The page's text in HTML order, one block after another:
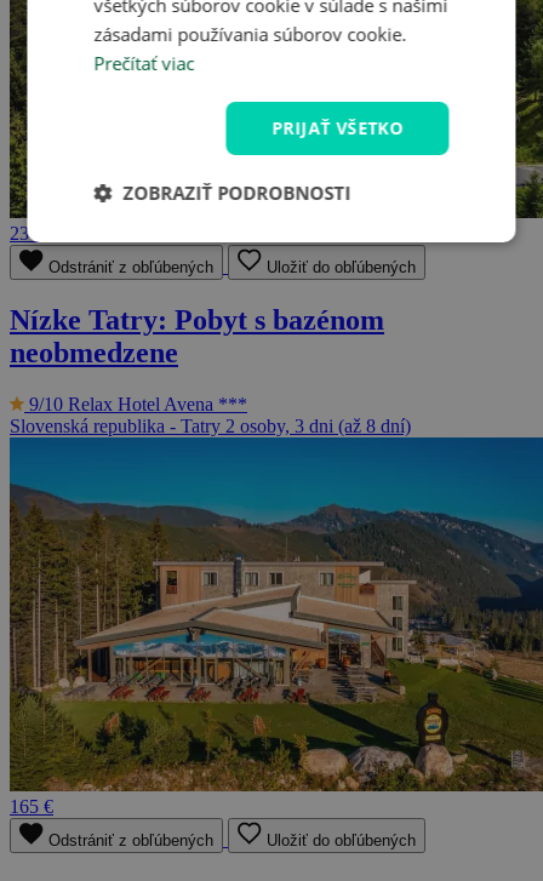
236 €
Odstrániť z obľúbených Uložiť do obľúbených
Nízke Tatry: Pobyt s bazénom
neobmedzene
9/10 Relax Hotel Avena ***
Slovenská republika - Tatry 2 osoby, 3 dni (až 8 dní)
165 €
Odstrániť z obľúbených Uložiť do obľúbených
všetkých súborov cookie v súlade s našimi
zásadami používania súborov cookie.
Prečítať viac
PRIJAŤ VŠETKO
ZOBRAZIŤ PODROBNOSTI